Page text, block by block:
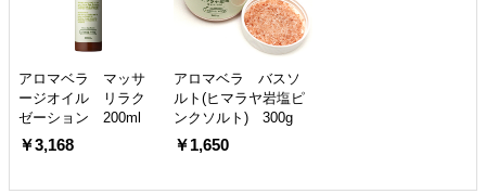
アロマベラ マッサ
ージオイル リラク
ゼーション 200ml
￥3,168
アロマベラ バスソ
ルト(ヒマラヤ岩塩ピ
ンクソルト) 300g
￥1,650